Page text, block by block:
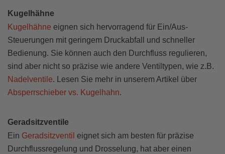
Kugelhähne
Kugelhähne eignen sich hervorragend für Ein/Aus-
Steuerungen mit geringem Druckabfall und schneller
Bedienung. Sie können auch den Durchfluss regulieren,
sind aber nicht so präzise wie andere Ventiltypen, wie z.B.
Nadelventile. Lesen Sie mehr in unserem Artikel über
Absperrschieber vs. Kugelhahn.
Geradsitzventile
Ein Geradsitzventil eignet sich am besten für präzise
Durchflussregelung und Drosselung, hat aber einen